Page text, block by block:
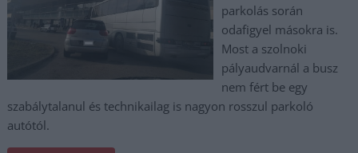
parkolás során
odafigyel másokra is.
Most a szolnoki
pályaudvarnál a busz
nem fért be egy
szabálytalanul és technikailag is nagyon rosszul parkoló
autótól.